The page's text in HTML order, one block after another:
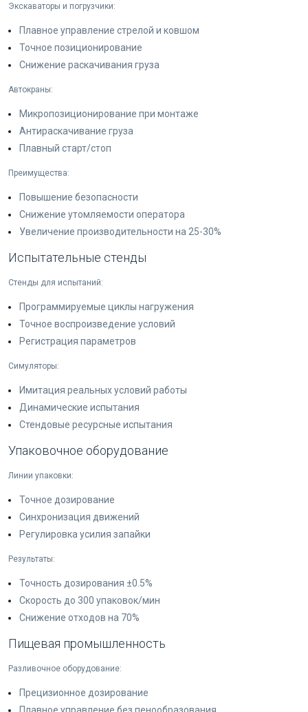
Экскаваторы и погрузчики:
Плавное управление стрелой и ковшом
Точное позиционирование
Снижение раскачивания груза
Автокраны:
Микропозиционирование при монтаже
Антираскачивание груза
Плавный старт/стоп
Преимущества:
Повышение безопасности
Снижение утомляемости оператора
Увеличение производительности на 25-30%
Испытательные стенды
Стенды для испытаний:
Программируемые циклы нагружения
Точное воспроизведение условий
Регистрация параметров
Симуляторы:
Имитация реальных условий работы
Динамические испытания
Стендовые ресурсные испытания
Упаковочное оборудование
Линии упаковки:
Точное дозирование
Синхронизация движений
Регулировка усилия запайки
Результаты:
Точность дозирования ±0.5%
Скорость до 300 упаковок/мин
Снижение отходов на 70%
Пищевая промышленность
Разливочное оборудование:
Прецизионное дозирование